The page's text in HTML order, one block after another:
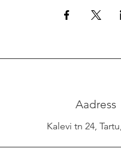
Aadress
Kalevi tn 24,